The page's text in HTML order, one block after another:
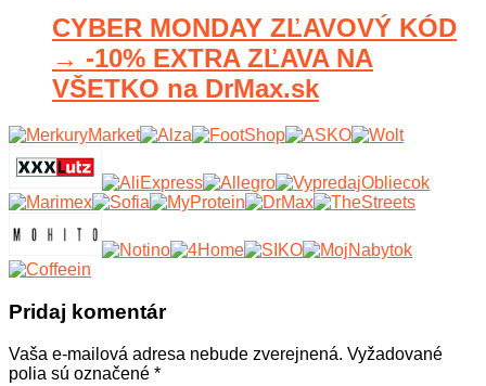
CYBER MONDAY ZĽAVOVÝ KÓD
→ -10% EXTRA ZĽAVA NA
VŠETKO na DrMax.sk
Pridaj komentár
Vaša e-mailová adresa nebude zverejnená. Vyžadované
polia sú označené *